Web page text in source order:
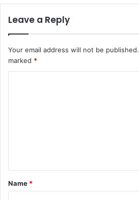
Leave a Reply
Your email address will not be published.
marked *
Name *